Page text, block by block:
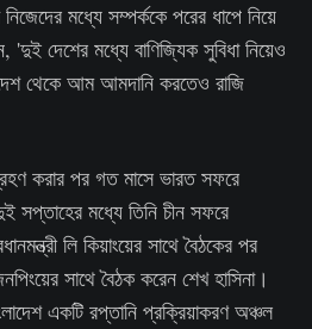
মধ্যে সম্পর্ককে পরের ধাপে নিয়ে
দেশের মধ্যে বাণিজ্যিক সুবিধা নিয়েও
থেকে আম আমদানি করতেও রাজি
করার পর গত মাসে ভারত সফরে
সপ্তাহের মধ্যে তিনি চীন সফরে
লি কিয়াংয়ের সাথে বৈঠকের পর
সাথে বৈঠক করেন শেখ হাসিনা।
একটি রপ্তানি প্রক্রিয়াকরণ অঞ্চল